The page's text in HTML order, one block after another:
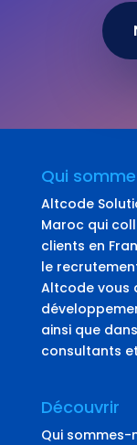
Qui
Altcode
Maroc qui
clients en
le
Altcode vous
ainsi que
consultants
Découvrir
Qui sommes-